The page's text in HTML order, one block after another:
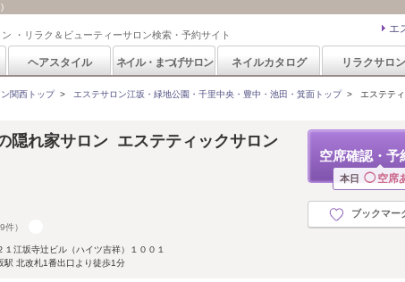
・リラク＆ビューティーサロン検索・予約サイト エ
ヘアスタイル ネイル・まつげサロン ネイルカタログ リラクサロン
関西トップ> エステサロン江坂・緑地公園・千里中央・豊中・池田・箕面トップ> エステテ
空席確認・予
本日 ◯ 空席
ブックマー
隠れ家サロン エステティックサロン
件）
江坂寺辻ビル（ハイツ吉祥）１００１
駅 北改札1番出口より徒歩1分